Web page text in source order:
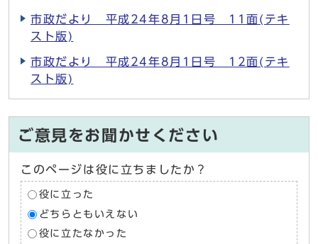
市政だより 平成24年8月1日号 11面(テキ
スト版)
市政だより 平成24年8月1日号 12面(テキ
スト版)
ご意見をお聞かせください
このページは役に立ちましたか？
役に立った
どちらともいえない
役に立たなかった